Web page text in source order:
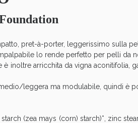
pret-à-porter, leggerissimo sulla
lo rende perfetto per pelli da
è inoltre arricchita da vigna
leggera ma modulabile, quindi è
starch (zea mays (corn) starch)*, zinc
Anticellulite e